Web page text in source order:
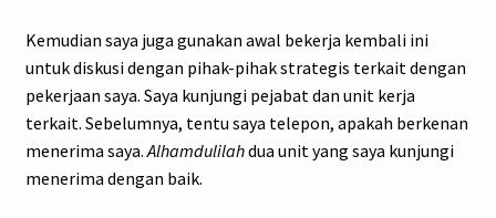
Kemudian saya juga gunakan awal bekerja kembali ini
untuk diskusi dengan pihak-pihak strategis terkait dengan
pekerjaan saya. Saya kunjungi pejabat dan unit kerja
terkait. Sebelumnya, tentu saya telepon, apakah berkenan
menerima saya.Alhamdulilahdua unit yang saya kunjungi
menerima dengan baik.